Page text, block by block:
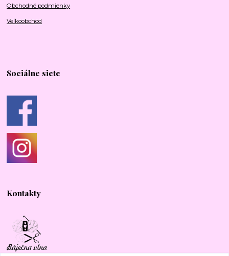
Obchodné podmienky
Veľkoobchod
Sociálne siete
Kontakty